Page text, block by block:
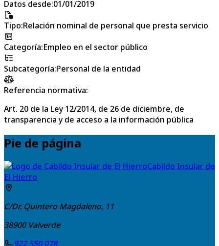
Datos desde:01/01/2019
Tipo:Relación nominal de personal que presta servicio
Categoría:Empleo en el sector público
Subcategoría:Personal de la entidad
Referencia normativa:
Art. 20 de la Ley 12/2014, de 26 de diciembre, de
transparencia y de acceso a la información pública
Pie de página
Cabildo Insular de
El Hierro
C/Dr. Quintero Magdaleno, 11
38900 Valverde
922 550 078